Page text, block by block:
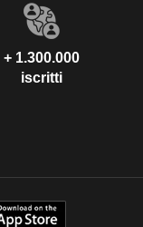
+ 1.300.000
iscritti